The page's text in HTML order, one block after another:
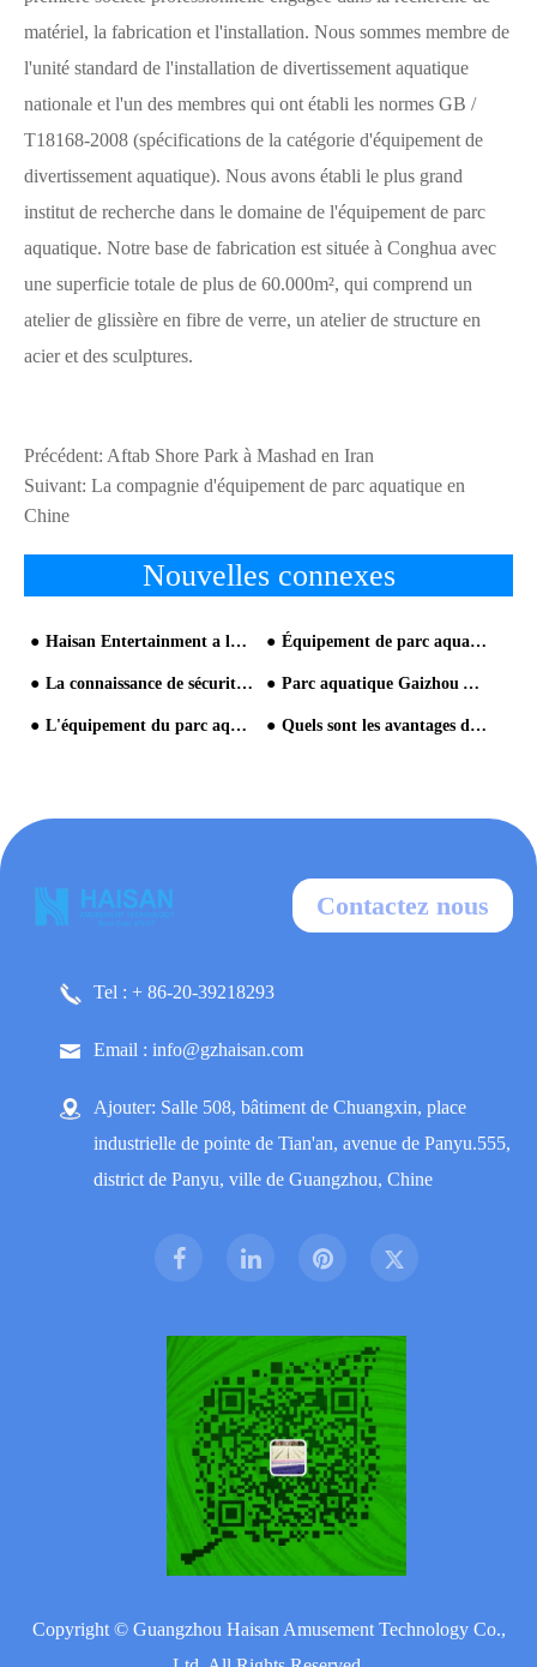
matériel, la fabrication et l'installation. Nous sommes membre de
l'unité standard de l'installation de divertissement aquatique
nationale et l'un des membres qui ont établi les normes GB /
T18168-2008 (spécifications de la catégorie d'équipement de
divertissement aquatique). Nous avons établi le plus grand
institut de recherche dans le domaine de l'équipement de parc
aquatique. Notre base de fabrication est située à Conghua avec
une superficie totale de plus de 60.000m², qui comprend un
atelier de glissière en fibre de verre, un atelier de structure en
acier et des sculptures.
Précédent: Aftab Shore Park à Mashad en Iran
Suivant: La compagnie d'équipement de parc aquatique en
Chine
Nouvelles connexes
Haisan Entertainment a la plus forte capacité de production Équipement de parc aquatique composé à grande échelle-norme du parc aquatique
La connaissance de sécurité de grande attraction Parc aquatique Gaizhou Atlantis
L'équipement du parc aquatique est la clé pour gérer un parc populaire Quels sont les avantages de l'équipement de traitement de l'eau?
Contactez nous
Tel : + 86-20-39218293
Email : info@gzhaisan.com
Ajouter: Salle 508, bâtiment de Chuangxin, place
industrielle de pointe de Tian'an, avenue de Panyu.555,
district de Panyu, ville de Guangzhou, Chine
Copyright © Guangzhou Haisan Amusement Technology Co.,